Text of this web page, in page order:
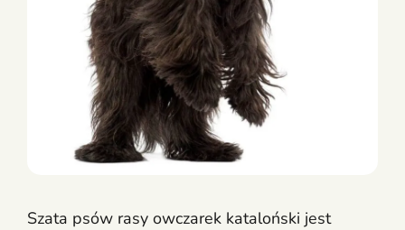
Szata psów rasy owczarek kataloński jest